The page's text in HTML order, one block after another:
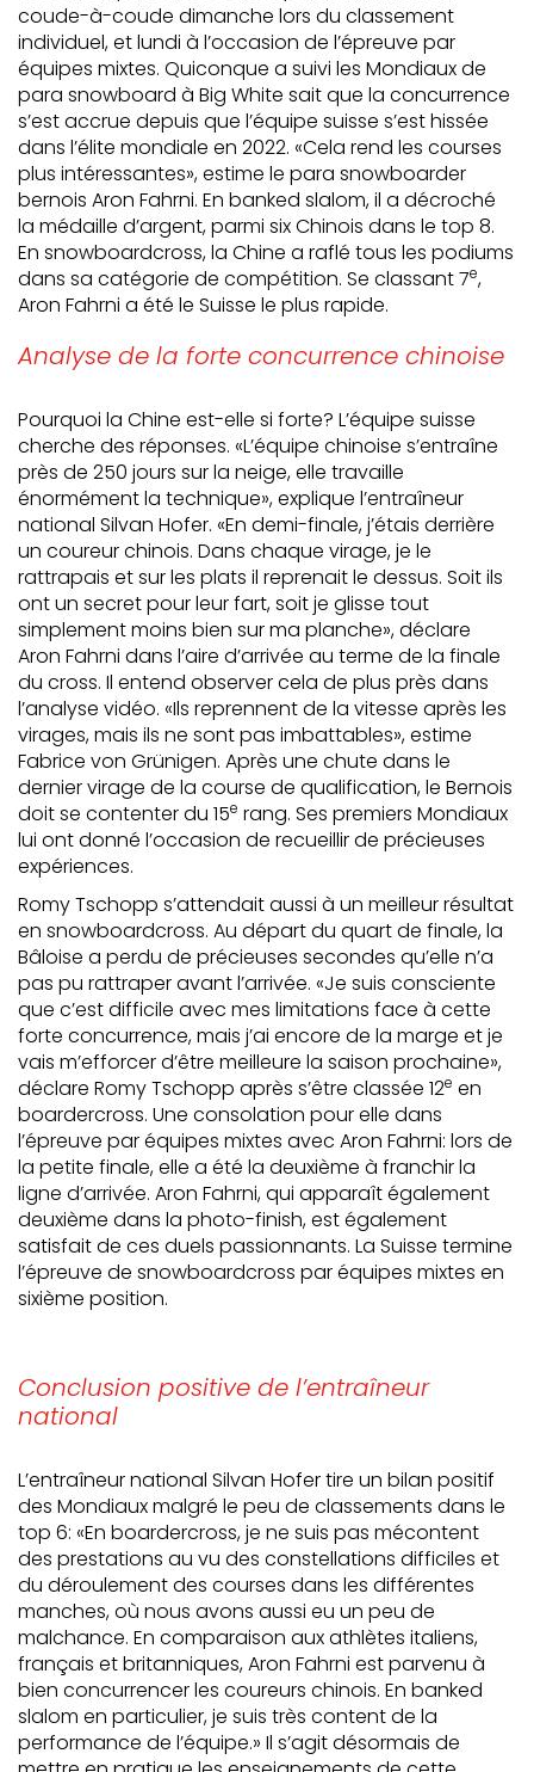
coude-à-coude dimanche lors du classement
individuel, et lundi à l’occasion de l’épreuve par
équipes mixtes. Quiconque a suivi les Mondiaux de
para snowboard à Big White sait que la concurrence
s’est accrue depuis que l’équipe suisse s’est hissée
dans l’élite mondiale en 2022. «Cela rend les courses
plus intéressantes», estime le para snowboarder
bernois Aron Fahrni. En banked slalom, il a décroché
la médaille d’argent, parmi six Chinois dans le top 8.
En snowboardcross, la Chine a raflé tous les podiums
dans sa catégorie de compétition. Se classant 7e,
Aron Fahrni a été le Suisse le plus rapide.
Analyse de la forte concurrence chinoise
Pourquoi la Chine est-elle si forte? L’équipe suisse
cherche des réponses. «L’équipe chinoise s’entraîne
près de 250 jours sur la neige, elle travaille
énormément la technique», explique l’entraîneur
national Silvan Hofer. «En demi-finale, j’étais derrière
un coureur chinois. Dans chaque virage, je le
rattrapais et sur les plats il reprenait le dessus. Soit ils
ont un secret pour leur fart, soit je glisse tout
simplement moins bien sur ma planche», déclare
Aron Fahrni dans l’aire d’arrivée au terme de la finale
du cross. Il entend observer cela de plus près dans
l’analyse vidéo. «Ils reprennent de la vitesse après les
virages, mais ils ne sont pas imbattables», estime
Fabrice von Grünigen. Après une chute dans le
dernier virage de la course de qualification, le Bernois
doit se contenter du 15e rang. Ses premiers Mondiaux
lui ont donné l’occasion de recueillir de précieuses
expériences.
Romy Tschopp s’attendait aussi à un meilleur résultat
en snowboardcross. Au départ du quart de finale, la
Bâloise a perdu de précieuses secondes qu’elle n’a
pas pu rattraper avant l’arrivée. «Je suis consciente
que c’est difficile avec mes limitations face à cette
forte concurrence, mais j’ai encore de la marge et je
vais m’efforcer d’être meilleure la saison prochaine»,
déclare Romy Tschopp après s’être classée 12e en
boardercross. Une consolation pour elle dans
l’épreuve par équipes mixtes avec Aron Fahrni: lors de
la petite finale, elle a été la deuxième à franchir la
ligne d’arrivée. Aron Fahrni, qui apparaît également
deuxième dans la photo-finish, est également
satisfait de ces duels passionnants. La Suisse termine
l’épreuve de snowboardcross par équipes mixtes en
sixième position.
Conclusion positive de l’entraîneur
national
L’entraîneur national Silvan Hofer tire un bilan positif
des Mondiaux malgré le peu de classements dans le
top 6: «En boardercross, je ne suis pas mécontent
des prestations au vu des constellations difficiles et
du déroulement des courses dans les différentes
manches, où nous avons aussi eu un peu de
malchance. En comparaison aux athlètes italiens,
français et britanniques, Aron Fahrni est parvenu à
bien concurrencer les coureurs chinois. En banked
slalom en particulier, je suis très content de la
performance de l’équipe.» Il s’agit désormais de